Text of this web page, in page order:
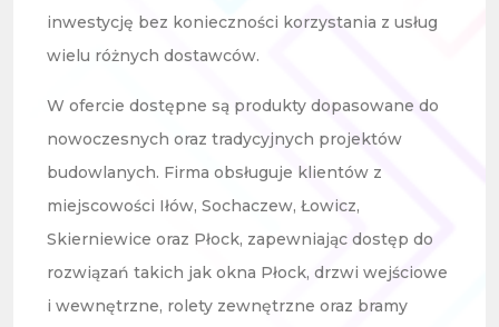
inwestycję bez konieczności korzystania z usług
wielu różnych dostawców.
W ofercie dostępne są produkty dopasowane do
nowoczesnych oraz tradycyjnych projektów
budowlanych. Firma obsługuje klientów z
miejscowości Iłów, Sochaczew, Łowicz,
Skierniewice oraz Płock, zapewniając dostęp do
rozwiązań takich jak okna Płock, drzwi wejściowe
i wewnętrzne, rolety zewnętrzne oraz bramy